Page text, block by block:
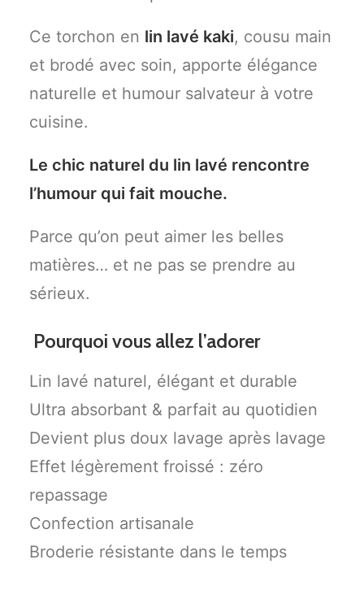
Ce torchon en lin lavé kaki, cousu main
et brodé avec soin, apporte élégance
naturelle et humour salvateur à votre
cuisine.
Le chic naturel du lin lavé rencontre
l’humour qui fait mouche.
Parce qu’on peut aimer les belles
matières… et ne pas se prendre au
sérieux.
Pourquoi vous allez l’adorer
Lin lavé naturel, élégant et durable
Ultra absorbant & parfait au quotidien
Devient plus doux lavage après lavage
Effet légèrement froissé : zéro
repassage
Confection artisanale
Broderie résistante dans le temps